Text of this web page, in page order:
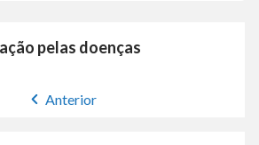
pelas doenças
Anterior